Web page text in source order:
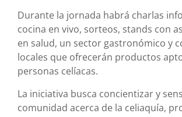
Durante la jornada habrá charlas
cocina en vivo, sorteos, stands con
en salud, un sector gastronómico y
locales que ofrecerán productos
personas celíacas.
La iniciativa busca concientizar y
comunidad acerca de la celiaquía,